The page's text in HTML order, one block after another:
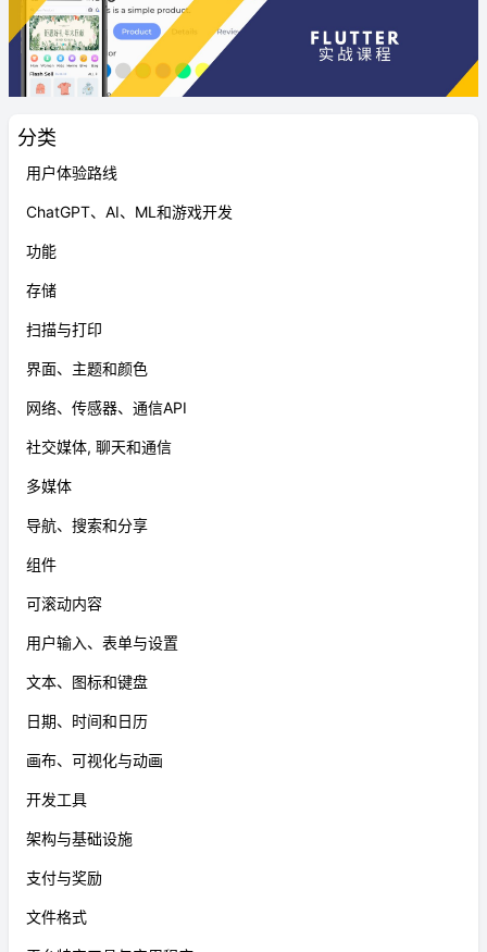
分类
用户体验路线
ChatGPT、AI、ML和游戏开发
功能
存储
扫描与打印
界面、主题和颜色
网络、传感器、通信API
社交媒体, 聊天和通信
多媒体
导航、搜索和分享
组件
可滚动内容
用户输入、表单与设置
文本、图标和键盘
日期、时间和日历
画布、可视化与动画
开发工具
架构与基础设施
支付与奖励
文件格式